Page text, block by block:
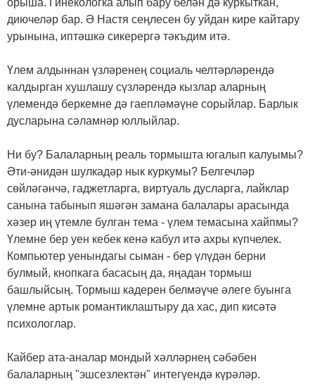
орыша. Гинекологка алып бару белән дә куркыткан,
диючеләр бар. Ә Настя сеңлесен бу уйдан кире кайтару
урынына, иптәшкә сикерергә тәкъдим итә.
Үлем алдыннан үзләренең социаль челтәрләрендә
калдырган хушлашу сүзләрендә кызлар аларның
үлемендә беркемне дә гаепләмәүне сорыйлар. Барлык
дусларына сәламнәр юллыйлар.
Ни бу? Балаларның реаль тормышта югалып калуымы?
Әти-әнидән шулкадәр нык куркумы? Белгечләр
сөйләгәнчә, гаджетларга, виртуаль дусларга, лайклар
санына табынып яшәгән замана балалары арасында
хәзер иң үтемле булган тема - үлем темасына хайпмы?
Үлемне бер уен кебек кенә кабул итә ахры күпчелек.
Компьютер уенындагы сыман - бер үлүдән берни
булмый, кнопкага басасың да, яңадан тормыш
башлыйсың. Тормыш кадерен белмәүче әлеге буынга
үлемне артык романтиклаштыру да хас, дип кисәтә
психологлар.
Кайбер ата-аналар мондый хәлләрнең сәбәбен
балаларның "эшсезлектән" интегүендә күрәләр.